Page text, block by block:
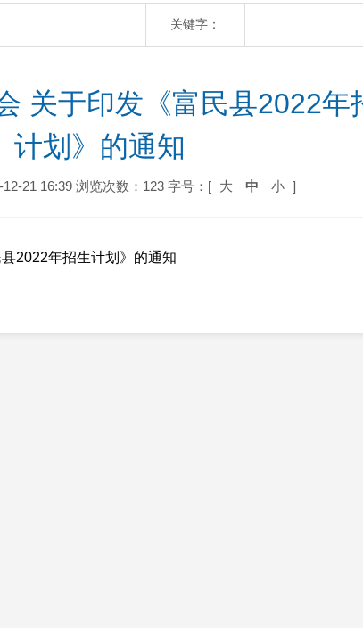
关键字：
关于印发《富民县2022年
计划》的通知
21 16:39 浏览次数：123 字号：[ 大 中 小 ]
2022年招生计划》的通知